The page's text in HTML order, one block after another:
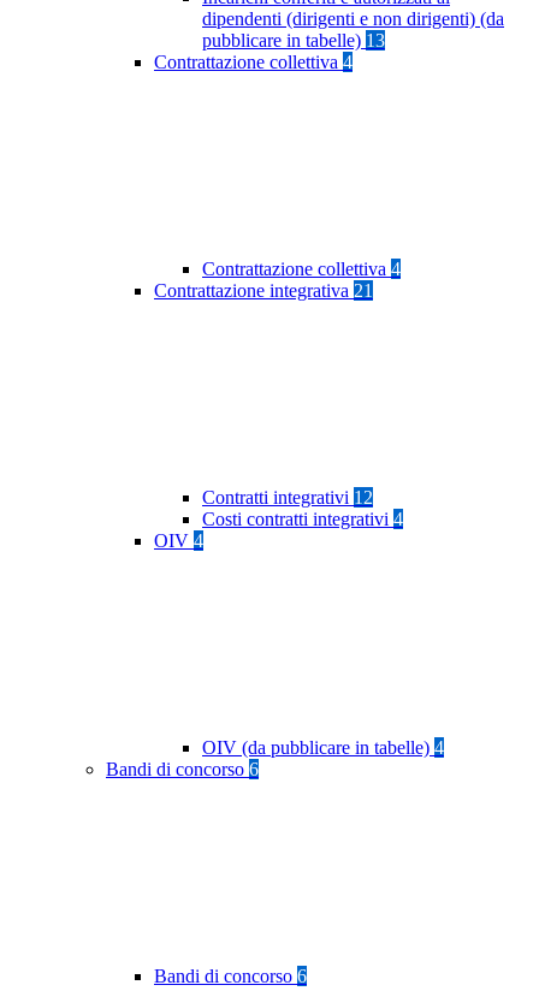
dipendenti (dirigenti e non dirigenti) (da
pubblicare in tabelle) 13
Contrattazione collettiva 4
Contrattazione collettiva 4
Contrattazione integrativa 21
Contratti integrativi 12
Costi contratti integrativi 4
OIV 4
OIV (da pubblicare in tabelle) 4
Bandi di concorso 6
Bandi di concorso 6